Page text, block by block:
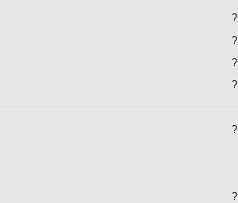
?
?
?
?
?
?